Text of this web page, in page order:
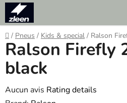
Skip
content
Home
/ Pneus / Kids & special / Ralson
Ralson Firefly
black
The
Aucun avis Rating details